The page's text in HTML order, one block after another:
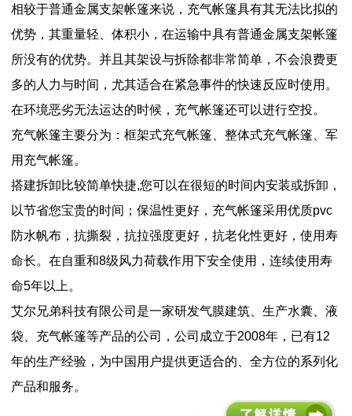
相较于普通金属支架帐篷来说，充气帐篷具有其无法比拟的
优势，其重量轻、体积小，在运输中具有普通金属支架帐篷
所没有的优势。并且其架设与拆除都非常简单，不会浪费更
多的人力与时间，尤其适合在紧急事件的快速反应时使用。
在环境恶劣无法运达的时候，充气帐篷还可以进行空投。
充气帐篷主要分为：框架式充气帐篷、整体式充气帐篷、军
用充气帐篷。
搭建拆卸比较简单快捷,您可以在很短的时间内安装或拆卸，
以节省您宝贵的时间；保温性更好，充气帐篷采用优质pvc
防水帆布，抗撕裂，抗拉强度更好，抗老化性更好，使用寿
命长。在自重和8级风力荷载作用下安全使用，连续使用寿
命5年以上。
艾尔兄弟科技有限公司是一家研发气膜建筑、生产水囊、液
袋、充气帐篷等产品的公司，公司成立于2008年，已有12
年的生产经验，为中国用户提供更适合的、全方位的系列化
产品和服务。